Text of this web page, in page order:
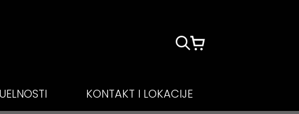
KONTAKT I LOKACIJE